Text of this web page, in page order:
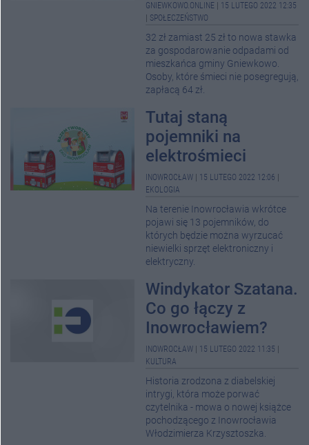
GNIEWKOWO.ONLINE
15 LUTEGO 2022 12:35
SPOŁECZEŃSTWO
32 zł zamiast 25 zł to nowa stawka
za gospodarowanie odpadami od
mieszkańca gminy Gniewkowo.
Osoby, które śmieci nie posegregują,
zapłacą 64 zł.
Tutaj staną
pojemniki na
elektrośmieci
INOWROCŁAW 15 LUTEGO 2022 12:06
EKOLOGIA
Na terenie Inowrocławia wkrótce
pojawi się 13 pojemników, do
których będzie można wyrzucać
niewielki sprzęt elektroniczny i
elektryczny.
Windykator Szatana.
Co go łączy z
Inowrocławiem?
INOWROCŁAW 15 LUTEGO 2022 11:35
KULTURA
Historia zrodzona z diabelskiej
intrygi, która może porwać
czytelnika - mowa o nowej książce
pochodzącego z Inowrocławia
Włodzimierza Krzysztoszka.